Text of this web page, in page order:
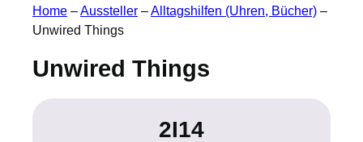
Home –Aussteller –Alltagshilfen (Uhren, Bücher) –
Unwired Things
Unwired Things
2I14